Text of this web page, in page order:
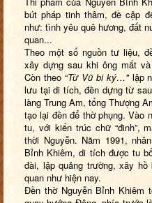
bút pháp tinh thâm, đề cập
như: tình yêu quê hương, đất
quan...
Theo một số nguồn tư liệu,
xây dựng sau khi ông mất
Còn theo “Từ Vũ bi ký…"lập
lưu tại di tích, đền dựng từ
làng Trung Am, tổng Thượng
tạo lại đền để thờ phụng. Vào
tu, với kiến trúc chữ “đinh”,
thời Nguyễn. Năm 1991,
Bỉnh Khiêm, di tích được tu
đài, lập quảng trường, xây
quan như hiện nay.
Đền thờ Nguyễn Bỉnh Khiêm